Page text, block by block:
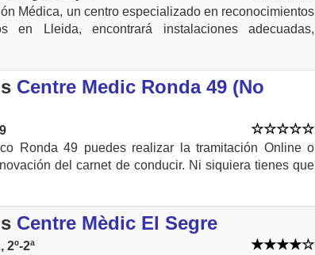
Médica, un centro especializado en reconocimientos
en Lleida, encontrará instalaciones adecuadas,
Centre Medic Ronda 49 (No
Ronda 49 puedes realizar la tramitación Online o
del carnet de conducir. Ni siquiera tienes que
Centre Mèdic El Segre
2ª